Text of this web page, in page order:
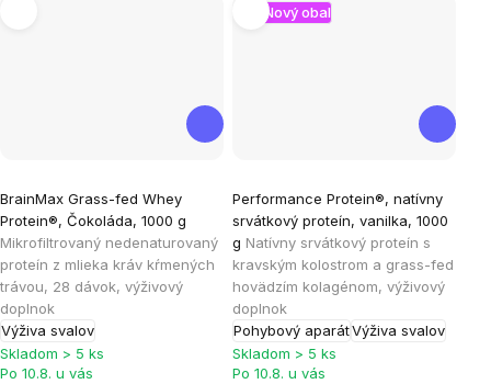
BrainMax Grass-fed Whey
Protein®, Čokoláda, 1000 g
Mikrofiltrovaný nedenaturovaný
proteín z mlieka kráv kŕmených
trávou, 28 dávok, výživový
doplnok
Výživa svalov
hodnotenie
produktu
je
3,6
z
5
hviezdičiek.
Skladom > 5 ks
Po 10.8. u vás
Nový obal
Performance Protein®, natívny
srvátkový proteín, vanilka, 1000
g Natívny srvátkový proteín s
kravským kolostrom a grass-fed
hovädzím kolagénom, výživový
doplnok
Pohybový aparátVýživa svalov
hodnotenie
produktu
je
4,4
z
5
hviezdičiek.
Skladom > 5 ks
Po 10.8. u vás